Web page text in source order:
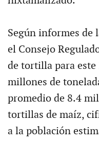
Según informes de
el Consejo
de tortilla para este
millones de
promedio de 8.4
tortillas de maíz,
a la población